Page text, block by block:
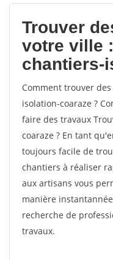
Trouver
votre ville
chantiers-
Comment trouver
isolation-coaraze ?
faire des travaux
coaraze ? En tant
toujours facile de
chantiers à réaliser
aux artisans vous
manière
recherche de
travaux.